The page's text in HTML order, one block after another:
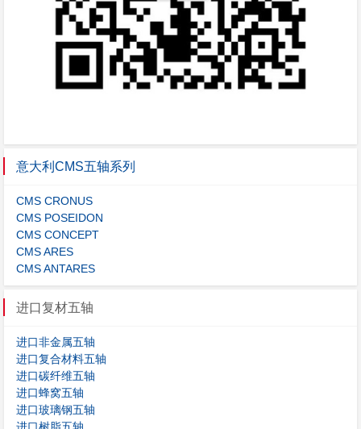
意大利CMS五轴系列
CMS CRONUS
CMS POSEIDON
CMS CONCEPT
CMS ARES
CMS ANTARES
进口复材五轴
进口非金属五轴
进口复合材料五轴
进口碳纤维五轴
进口蜂窝五轴
进口玻璃钢五轴
进口树脂五轴